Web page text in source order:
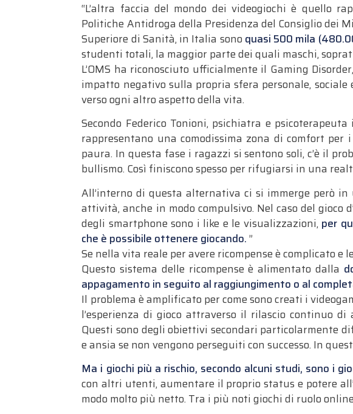
“L’altra faccia del mondo dei videogiochi è quello
Politiche Antidroga della Presidenza del Consiglio dei
Superiore di Sanità, in Italia sono quasi 500 mila
studenti totali, la maggior parte dei quali maschi,
L’OMS ha riconosciuto ufficialmente il Gaming
impatto negativo sulla propria sfera personale,
verso ogni altro aspetto della vita.
Secondo Federico Tonioni, psichiatra e
rappresentano una comodissima zona di comfort per
paura. In questa fase i ragazzi si sentono soli, c’è il
bullismo. Così finiscono spesso per rifugiarsi in una
All’interno di questa alternativa ci si immerge però in
attività, anche in modo compulsivo. Nel caso del gioco
degli smartphone sono i like e le visualizzazioni, per
che è possibile ottenere giocando.”
Se nella vita reale per avere ricompense è complicato
Questo sistema delle ricompense è alimentato dalla
appagamento in seguito al raggiungimento o al
Il problema è amplificato per come sono creati i
l’esperienza di gioco attraverso il rilascio continuo
Questi sono degli obiettivi secondari particolarmente
e ansia se non vengono perseguiti con successo. In
Ma i giochi più a rischio, secondo alcuni studi, sono i
con altri utenti, aumentare il proprio status e potere
modo molto più netto. Tra i più noti giochi di ruolo